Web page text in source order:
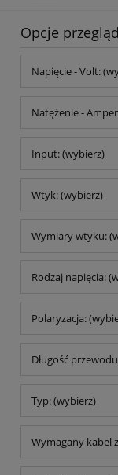
Opcje
Napięcie - Volt:
Natężenie -
Input: (wybierz)
Wtyk: (wybierz)
Wymiary wtyku:
Rodzaj napięcia:
Polaryzacja:
Długość
Typ: (wybierz)
Wymagany kabel